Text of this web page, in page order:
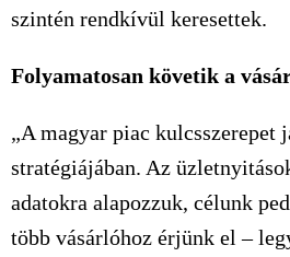
szintén rendkívül keresettek.
Folyamatosan követik a
„A magyar piac kulcsszerepet
stratégiájában. Az
adatokra alapozzuk, célunk
több vásárlóhoz érjünk el –